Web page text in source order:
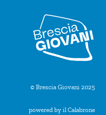
© Brescia Giovani 2025
powered by il Calabrone